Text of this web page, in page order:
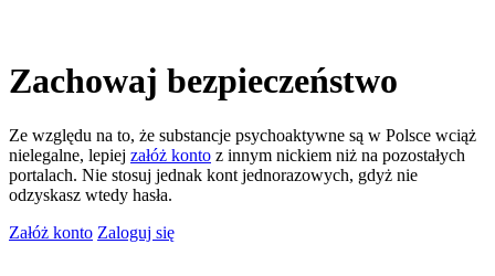
Zachowaj bezpieczeństwo
Ze względu na to, że substancje psychoaktywne są w Polsce wciąż
nielegalne, lepiej załóż konto z innym nickiem niż na pozostałych
portalach. Nie stosuj jednak kont jednorazowych, gdyż nie
odzyskasz wtedy hasła.
Załóż konto Zaloguj się